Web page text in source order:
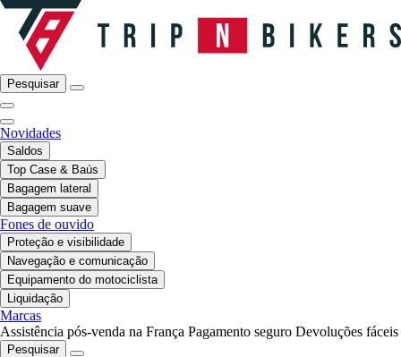
Pesquisar
Novidades
Saldos
Top Case & Baús
Bagagem lateral
Bagagem suave
Fones de ouvido
Proteção e visibilidade
Navegação e comunicação
Equipamento do motociclista
Liquidação
Marcas
Assistência pós-venda na França Pagamento seguro Devoluções fáceis
Pesquisar